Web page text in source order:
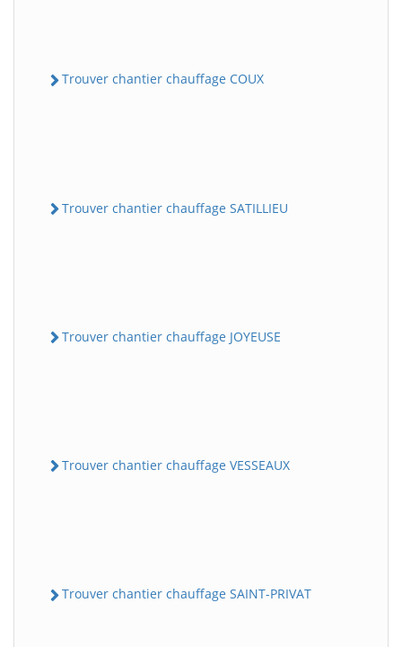
Trouver chantier chauffage COUX
Trouver chantier chauffage SATILLIEU
Trouver chantier chauffage JOYEUSE
Trouver chantier chauffage VESSEAUX
Trouver chantier chauffage SAINT-PRIVAT